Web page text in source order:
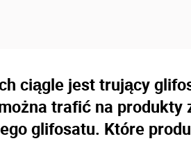
ciągle jest trujący
trafić na produkty
glifosatu. Które